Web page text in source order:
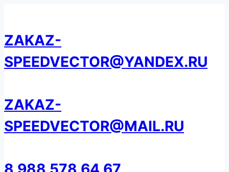
содержанию
ZAKAZ-
SPEEDVECTOR@YANDEX.RU
ZAKAZ-
SPEEDVECTOR@MAIL.RU